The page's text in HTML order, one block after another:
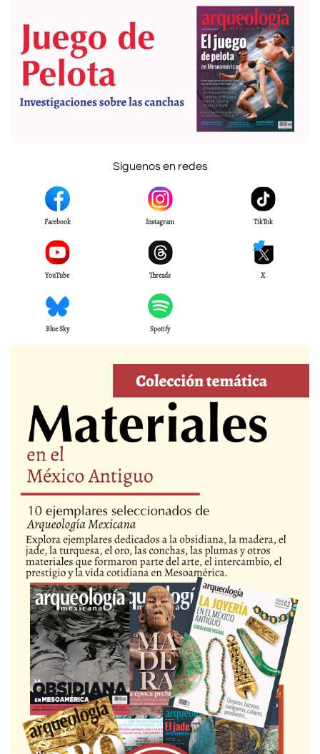
Síguenos en redes
Facebook Instagram TikTok
YouTube Threads X
Blue Sky Spotify